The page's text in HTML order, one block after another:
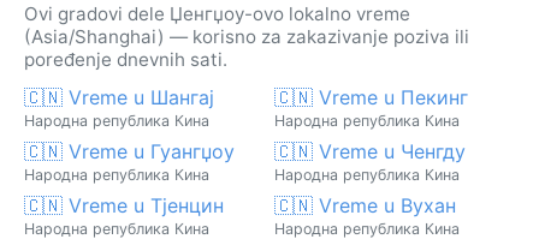
Ovi gradovi dele Џенгџоу-ovo lokalno vreme
(Asia/Shanghai) — korisno za zakazivanje poziva ili
poređenje dnevnih sati.
🇨🇳 Vreme u Шангај
Народна република Кина
🇨🇳 Vreme u Пекинг
Народна република Кина
🇨🇳 Vreme u Гуангџоу
Народна република Кина
🇨🇳 Vreme u Ченгду
Народна република Кина
🇨🇳 Vreme u Тјенцин
Народна република Кина
🇨🇳 Vreme u Вухан
Народна република Кина